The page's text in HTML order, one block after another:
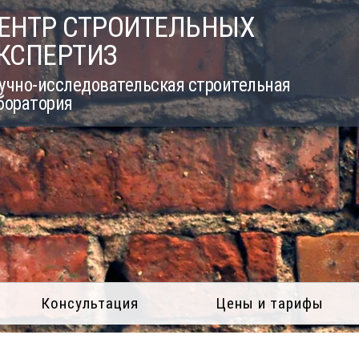
СТРОИТЕЛЬНЫХ
исследовательская строительная
Консультация Цены и тарифы